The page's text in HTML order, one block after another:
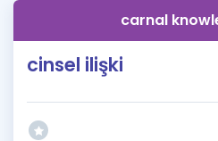
carnal
cinsel ilişki